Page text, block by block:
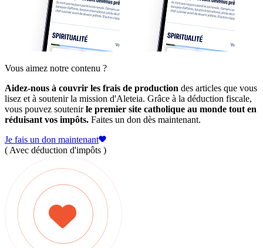
Vous aimez notre contenu ?
Aidez-nous à couvrir les frais de production des articles que vous
lisez et à soutenir la mission d'Aleteia. Grâce à la déduction fiscale,
vous pouvez soutenirle premier site catholique au monde tout en
réduisant vos impôts. Faites un don dès maintenant.
Je fais un don maintenant
( Avec déduction d'impôts )